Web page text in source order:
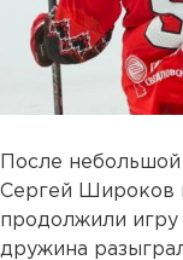
После
Сергей Широков
продолжили игру
дружина